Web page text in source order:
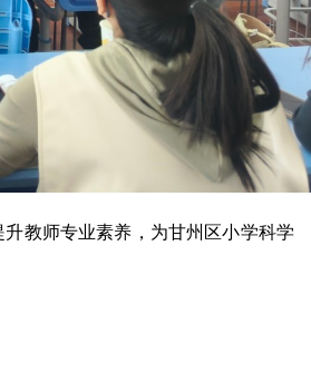
教师专业素养，为甘州区小学科学